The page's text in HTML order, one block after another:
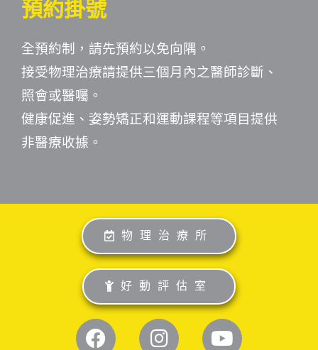
預約掛號
全預約制，請先預約以免向隅。
接受物理治療請提供三個月內之醫師診斷、
照會或醫囑。
健康促進、姿勢矯正和運動課程等項目提供
非醫療收據。
物理治療所
好動評估室